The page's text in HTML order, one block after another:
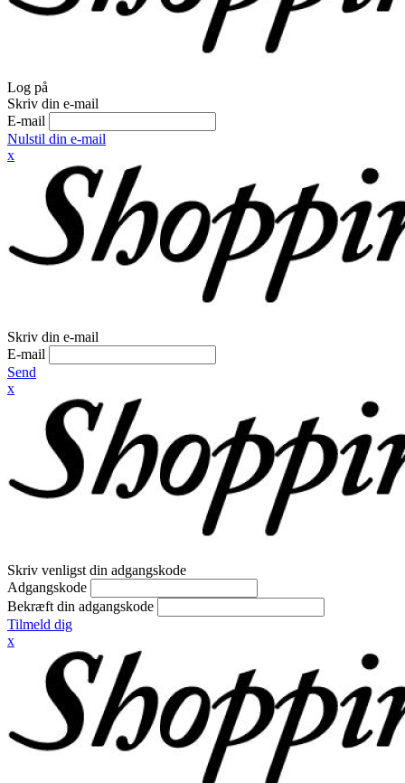
Log på
Skriv din e-mail
E-mail
Nulstil din e-mail
x
Skriv din e-mail
E-mail
Send
x
Skriv venligst din adgangskode
Adgangskode
Bekræft din adgangskode
Tilmeld dig
x